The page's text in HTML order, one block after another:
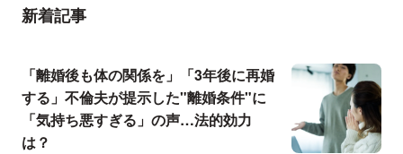
新着記事
「離婚後も体の関係を」「3年後に再婚
する」不倫夫が提示した"離婚条件"に
「気持ち悪すぎる」の声…法的効力
は？